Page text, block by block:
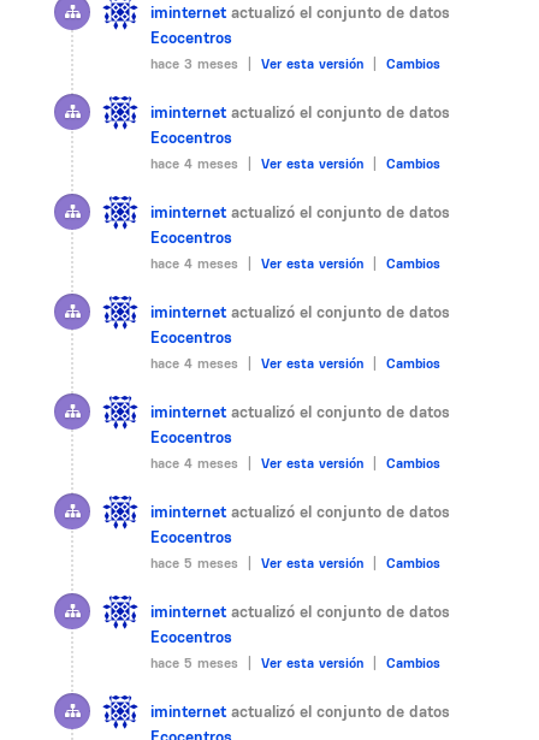
iminternet actualizó el conjunto de datos
Ecocentros
hace 3 meses | Ver esta versión Cambios
iminternet actualizó el conjunto de datos
Ecocentros
hace 4 meses | Ver esta versión Cambios
iminternet actualizó el conjunto de datos
Ecocentros
hace 4 meses | Ver esta versión Cambios
iminternet actualizó el conjunto de datos
Ecocentros
hace 4 meses | Ver esta versión Cambios
iminternet actualizó el conjunto de datos
Ecocentros
hace 4 meses | Ver esta versión Cambios
iminternet actualizó el conjunto de datos
Ecocentros
hace 5 meses | Ver esta versión Cambios
iminternet actualizó el conjunto de datos
Ecocentros
hace 5 meses | Ver esta versión Cambios
iminternet actualizó el conjunto de datos